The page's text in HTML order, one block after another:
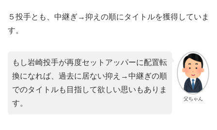
５投手とも、中継ぎ→抑えの順にタイトルを獲得していま
す。
父ちゃん
もし岩崎投手が再度セットアッパーに配置転
換になれば、過去に居ない抑え→中継ぎの順
でのタイトルも目指して欲しい思いもありま
す。